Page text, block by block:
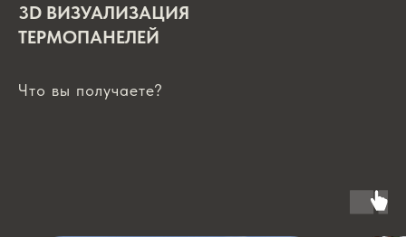
3D ВИЗУАЛИЗАЦИЯ
ТЕРМОПАНЕЛЕЙ
Что вы получаете?